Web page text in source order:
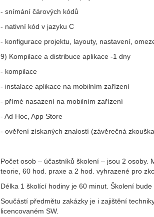
- snímání čárových kódů
- nativní kód v jazyku C
- konfigurace projektu, layouty, nastavení,
9) Kompilace a distribuce aplikace -1 dny
- kompilace
- instalace aplikace na mobilním zařízení
- přímé nasazení na mobilním zařízení
- Ad Hoc, App Store
- ověření získaných znalostí (závěrečná
Počet osob – účastníků školení – jsou 2 osoby.
teorie, 60 hod. praxe a 2 hod. vyhrazené pro
Délka 1 školící hodiny je 60 minut. Školení
Součástí předmětu zakázky je i zajištění
licencovaném SW.